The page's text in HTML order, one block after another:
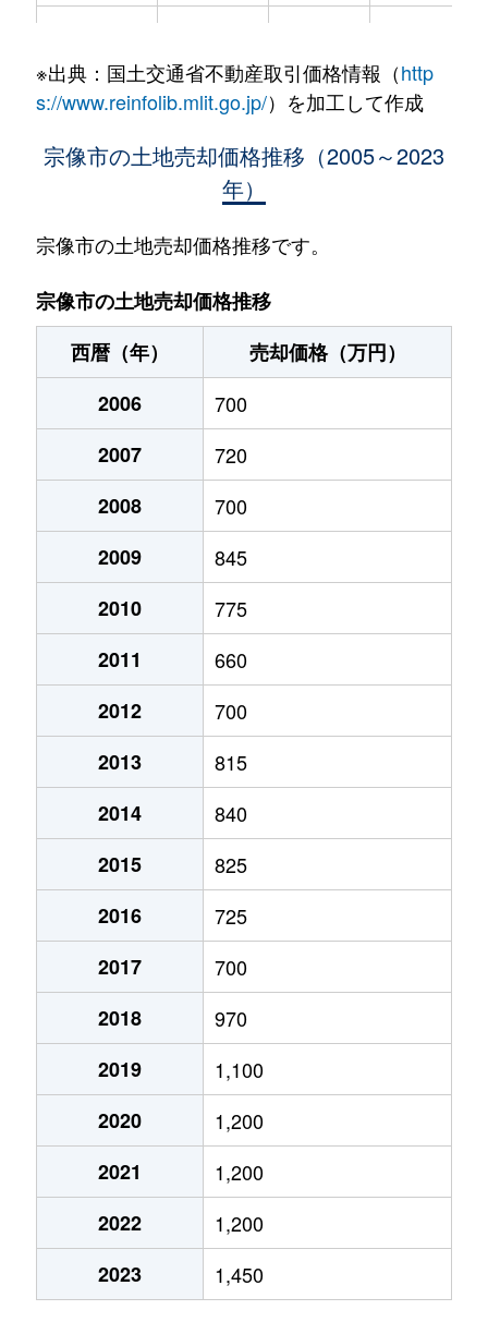
池田
590万円 赤間
徒歩1時間
100万円
桜美台
2,200万円 赤間
大井
1,200万円
大井
1,600万円 東郷
徒歩20分
1,600万円
三郎丸
1,700万円
三郎丸
2,200万円
自由ヶ丘
1,500万円
自由ヶ丘
1,100万円
自由ヶ丘
1,200万円
城西ヶ丘
930万円
城西ヶ丘
1,200万円
1,400万円
480万円
1,100万円
3,900万円
7,700万円
900万円
25万円
ひかりヶ丘
1,000万円
ひかりヶ丘
1,200万円
日の里
1,800万円
※出典：国土交通省不動産取引価格情報（http
s://www.reinfolib.mlit.go.jp/）を加工して作成
宗像市の土地売却価格推移（2005～2023
年）
宗像市の土地売却価格推移です。
宗像市の土地売却価格推移
西暦（年）
売却価格（万円）
2006
700
2007
720
2008
700
2009
845
2010
775
2011
660
2012
700
2013
815
2014
840
2015
825
2016
725
2017
700
2018
970
2019
1,100
2020
1,200
2021
1,200
2022
1,200
2023
1,450